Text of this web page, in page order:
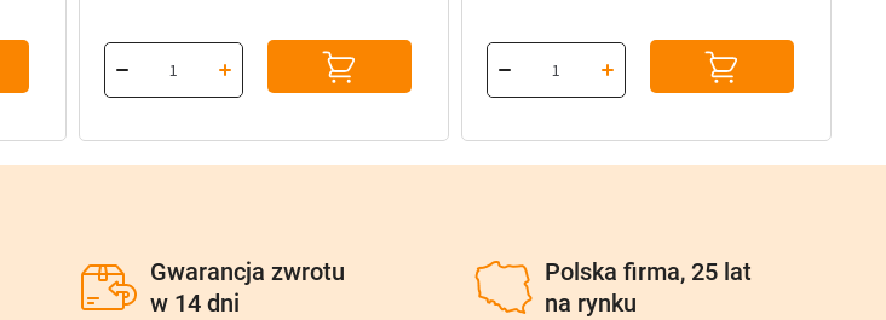
Gwarancja zwrotu
w 14 dni
Polska firma, 25 lat
na rynku